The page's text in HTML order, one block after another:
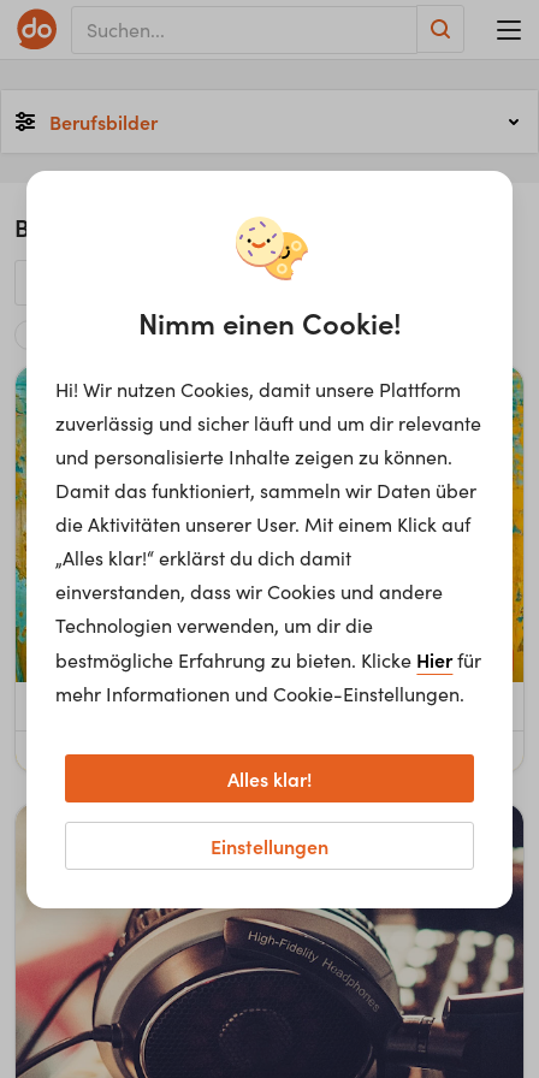
Berufsbilder
Berufsbilder
3Videos
Gol­d- & ­Sil­ber­schmie­d*in & Ju­we­lier*in
Kunst & Kunsthandwerk Mode, Textil & Leder
Nimm einen Cookie!
Hi! Wir nutzen Cookies, damit unsere Plattform
zuverlässig und sicher läuft und um dir relevante
und personalisierte Inhalte zeigen zu können.
Damit das funktioniert, sammeln wir Daten über
die Aktivitäten unserer User. Mit einem Klick auf
„Alles klar!“ erklärst du dich damit
einverstanden, dass wir Cookies und andere
Technologien verwenden, um dir die
bestmögliche Erfahrung zu bieten. Klicke Hierfür
mehr Informationen und Cookie-Einstellungen.
Einstellungen
Alles klar!